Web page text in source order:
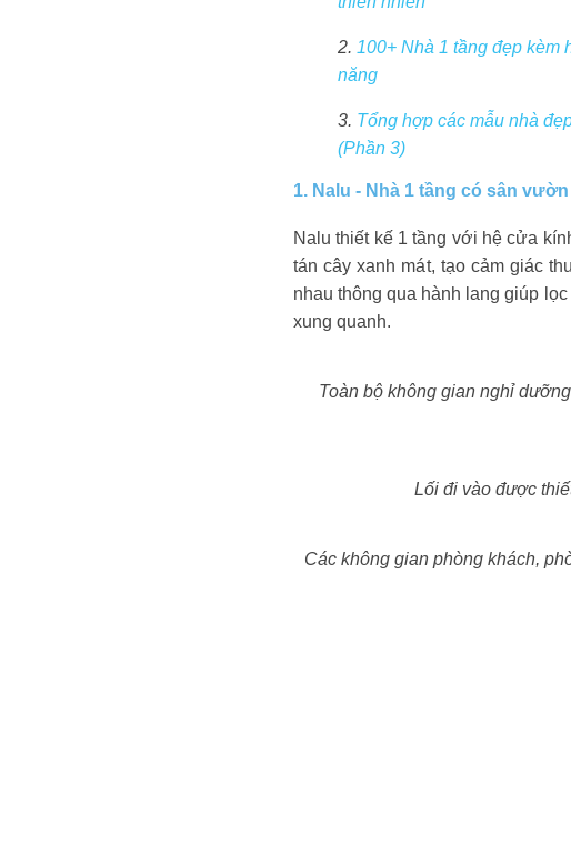
2. 100+ Nhà 1 tầng đẹp kèm
năng
3. Tổng hợp các mẫu nhà
(Phần 3)
1. Nalu - Nhà 1 tầng có sân
Nalu thiết kế 1 tầng với hệ cửa
tán cây xanh mát, tạo cảm giác
nhau thông qua hành lang giúp
xung quanh.
Toàn bộ không gian nghỉ
Lối đi vào được
Các không gian phòng khách,